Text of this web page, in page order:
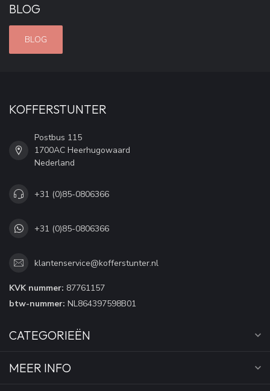
BLOG
BLOG
KOFFERSTUNTER
Postbus 115
1700AC Heerhugowaard
Nederland
+31 (0)85-0806366
+31 (0)85-0806366
klantenservice@kofferstunter.nl
KVK nummer: 87761157
btw-nummer: NL864397598B01
CATEGORIEËN
MEER INFO